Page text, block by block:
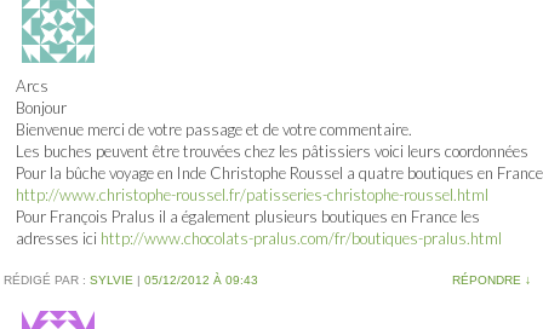
Arcs
Bonjour
Bienvenue merci de votre passage et de votre commentaire.
Les buches peuvent être trouvées chez les pâtissiers voici leurs coordonnées
Pour la bûche voyage en Inde Christophe Roussel a quatre boutiques en France
http://www.christophe-roussel.fr/patisseries-christophe-roussel.html
Pour François Pralus il a également plusieurs boutiques en France les
adresses ici http://www.chocolats-pralus.com/fr/boutiques-pralus.html
RÉDIGÉ PAR : SYLVIE | 05/12/2012 À 09:43 RÉPONDRE ↓